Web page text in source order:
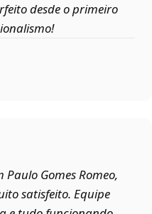
desde o primeiro
Gomes Romeo,
satisfeito. Equipe